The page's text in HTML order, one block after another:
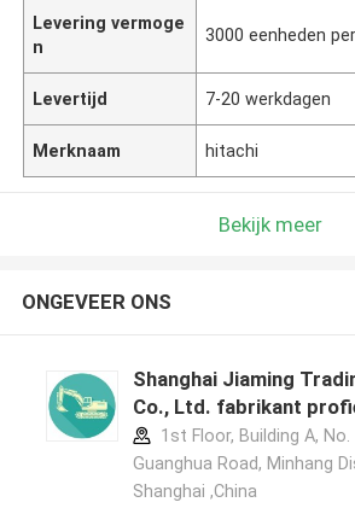
Levering vermoge
n
3000 eenheden
Levertijd 7-20 werkdagen
Merknaam hitachi
Bekijk meer
ONGEVEER ONS
Shanghai Jiaming
Co., Ltd. fabrikant
1st Floor, Building A, No.
Guanghua Road, Minhang
Shanghai ,China